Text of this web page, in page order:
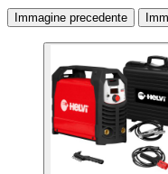
Immagine precedente